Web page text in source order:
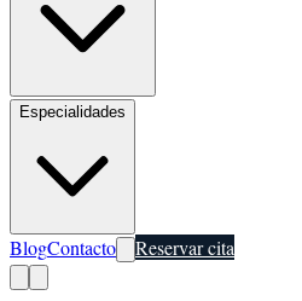
Especialidades
BlogContacto Reservar cita